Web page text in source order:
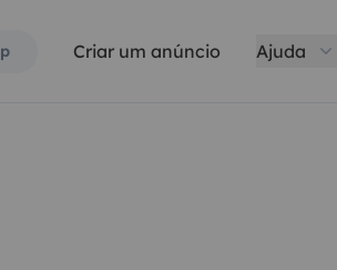
Criar um anúncio Ajuda